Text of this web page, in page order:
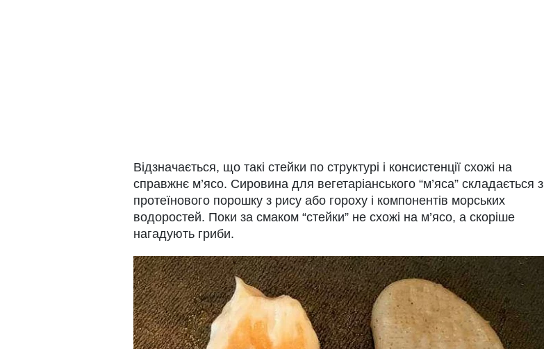
Відзначається, що такі стейки по структурі і консистенції схожі на
справжнє м’ясо. Сировина для вегетаріанського “м’яса” складається з
протеїнового порошку з рису або гороху і компонентів морських
водоростей. Поки за смаком “стейки” не схожі на м’ясо, а скоріше
нагадують гриби.